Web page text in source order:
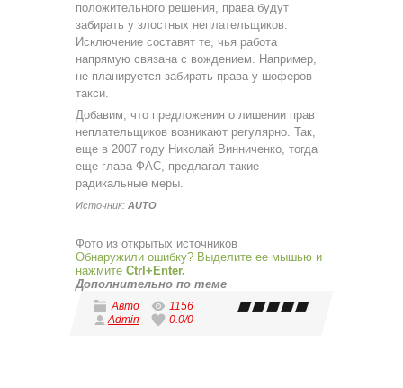
положительного решения, права будут
забирать у злостных неплательщиков.
Исключение составят те, чья работа
напрямую связана с вождением. Например,
не планируется забирать права у шоферов
такси.
Добавим, что предложения о лишении прав
неплательщиков возникают регулярно. Так,
еще в 2007 году Николай Винниченко, тогда
еще глава ФАС, предлагал такие
радикальные меры.
Источник: AUTO
Фото из открытых источников
Обнаружили ошибку? Выделите ее мышью и
нажмите Ctrl+Enter.
Дополнительно по теме
Авто
1156
Admin
0.0/0